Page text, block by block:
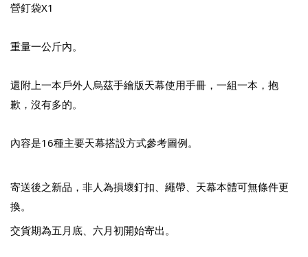
營釘袋X1
重量一公斤內。
還附上一本戶外人烏茲手繪版天幕使用手冊，一組一本，抱
歉，沒有多的。
內容是16種主要天幕搭設方式參考圖例。
寄送後之新品，非人為損壞釘扣、繩帶、天幕本體可無條件更
換。
交貨期為五月底、六月初開始寄出。